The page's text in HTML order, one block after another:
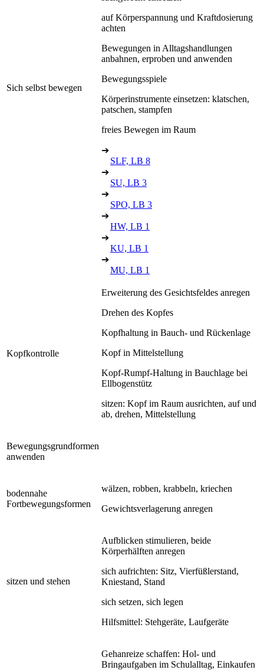
Sich selbst bewegen
auf Körperspannung und Kraftdosierung
achten
Bewegungen in Alltagshandlungen
anbahnen, erproben und anwenden
Bewegungsspiele
Körperinstrumente einsetzen: klatschen,
patschen, stampfen
freies Bewegen im Raum
➔
SLF, LB 8
➔
SU, LB 3
➔
SPO, LB 3
➔
HW, LB 1
➔
KU, LB 1
➔
MU, LB 1
Kopfkontrolle
Erweiterung des Gesichtsfeldes anregen
Drehen des Kopfes
Kopfhaltung in Bauch- und Rückenlage
Kopf in Mittelstellung
Kopf-Rumpf-Haltung in Bauchlage bei
Ellbogenstütz
sitzen: Kopf im Raum ausrichten, auf und
ab, drehen, Mittelstellung
Bewegungsgrundformen
anwenden
bodennahe
Fortbewegungsformen
wälzen, robben, krabbeln, kriechen
Gewichtsverlagerung anregen
sitzen und stehen
Aufblicken stimulieren, beide
Körperhälften anregen
sich aufrichten: Sitz, Vierfüßlerstand,
Kniestand, Stand
sich setzen, sich legen
Hilfsmittel: Stehgeräte, Laufgeräte
Gehanreize schaffen: Hol- und
Bringaufgaben im Schulalltag, Einkaufen